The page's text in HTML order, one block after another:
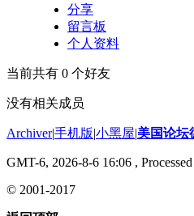
分享
留言板
个人资料
当前共有 0 个好友
没有相关成员
Archiver|手机版|小黑屋|美国论坛
GMT-6, 2026-8-6 16:06 ,
© 2001-2017